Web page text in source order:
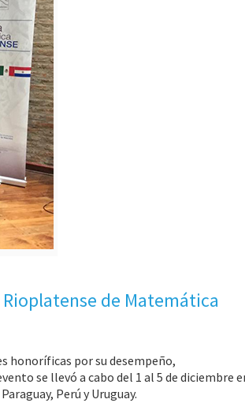
de Matemática
honoríficas por su desempeño,
se llevó a cabo del 1 al 5 de diciembre
Perú y Uruguay.